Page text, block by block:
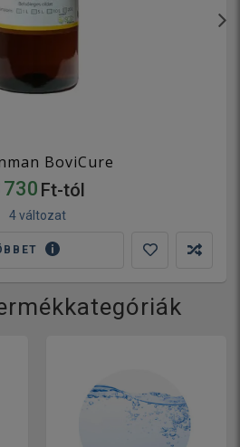
BoviCure
730 Ft-tól
4 változat